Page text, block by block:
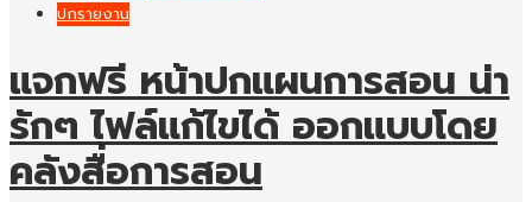
ปกรายงาน
แจกฟรี หน้าปกแผนการสอน น่า
รักๆ ไฟล์แก้ไขได้ ออกแบบโดย
คลังสื่อการสอน